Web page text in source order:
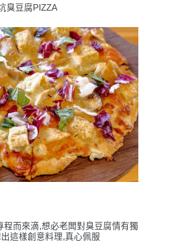
臭豆腐PIZZA
程而來滴,想必老闆對臭豆腐情有獨
這樣創意料理,真心佩服